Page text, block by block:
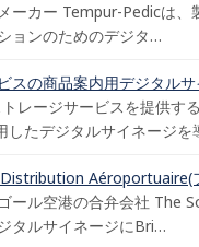
ーカー Tempur-Pedicは、
ョンのためのデジタ…
スの商品案内用デジタルサ
レージサービスを提供す
したデジタルサイネージを
Aéroportuaire(
ール空港の合弁会社 The
タルサイネージにBri…